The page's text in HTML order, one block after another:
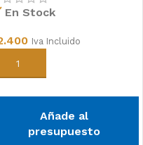
En Stock
Iva Incluido
Añadir al carrito
Añade al
presupuesto